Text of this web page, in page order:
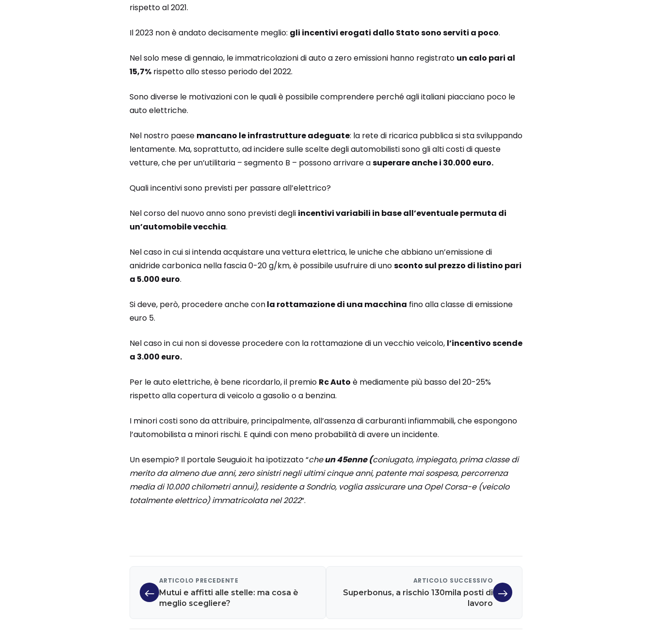
rispetto al 2021.
Il 2023 non è andato decisamente meglio: gli incentivi erogati dallo Stato sono serviti a poco.
Nel solo mese di gennaio, le immatricolazioni di auto a zero emissioni hanno registrato un calo pari al
15,7%rispetto allo stesso periodo del 2022.
Sono diverse le motivazioni con le quali è possibile comprendere perché agli italiani piacciano poco le
auto elettriche.
Nel nostro paese mancano le infrastrutture adeguate: la rete di ricarica pubblica si sta sviluppando
lentamente. Ma, soprattutto, ad incidere sulle scelte degli automobilisti sono gli alti costi di queste
vetture, che per un’utilitaria – segmento B – possono arrivare asuperare anche i 30.000 euro.
Quali incentivi sono previsti per passare all’elettrico?
Nel corso del nuovo anno sono previsti degli incentivi variabili in base all’eventuale permuta di
un’automobile vecchia.
Nel caso in cui si intenda acquistare una vettura elettrica, le uniche che abbiano un’emissione di
anidride carbonica nella fascia 0-20 g/km, è possibile usufruire di unosconto sul prezzo di listino pari
a 5.000 euro.
Si deve, però, procedere anche conla rottamazione di una macchina fino alla classe di emissione
euro 5.
Nel caso in cui non si dovesse procedere con la rottamazione di un vecchio veicolo, l’incentivo scende
a 3.000 euro.
Per le auto elettriche, è bene ricordarlo, il premio Rc Auto è mediamente più basso del 20-25%
rispetto alla copertura di veicolo a gasolio o a benzina.
I minori costi sono da attribuire, principalmente, all’assenza di carburanti infiammabili, che espongono
l’automobilista a minori rischi. E quindi con meno probabilità di avere un incidente.
Un esempio? Il portale Seuguio.it ha ipotizzato “cheun 45enne (coniugato, impiegato, prima classe di
merito da almeno due anni, zero sinistri negli ultimi cinque anni, patente mai sospesa, percorrenza
media di 10.000 chilometri annui), residente a Sondrio, voglia assicurare una Opel Corsa-e (veicolo
totalmente elettrico) immatricolata nel 2022“.
ARTICOLO PRECEDENTE
Mutui e affitti alle stelle: ma cosa è
meglio scegliere?
ARTICOLO SUCCESSIVO
Superbonus, a rischio 130mila posti di
lavoro